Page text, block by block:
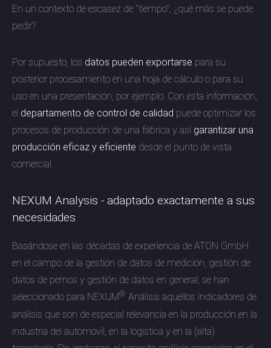
En un contexto de escasez de "tiempo", ¿qué más se puede
pedir?
Por supuesto, los datos pueden exportarse para su
posterior procesamiento en una hoja de cálculo o para su
uso en una presentación, por ejemplo. Con esta información,
el departamento de control de calidad puede optimizar los
procesos de producción de una fábrica y así garantizar una
producción eficaz y eficiente desde el punto de vista
comercial.
NEXUM Analysis - adaptado exactamente a sus
necesidades
Basándose en las décadas de experiencia de ATON GmbH
en el campo de la gestión de datos de medición, gestión de
datos de pernos y gestión de datos en general, se han
seleccionado para NEXUM® Análisis aquellos indicadores de
análisis que son de especial relevancia en la producción en la
industria del automóvil, en la logística y en la (alta)